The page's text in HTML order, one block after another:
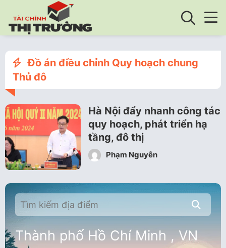
Đồ án điều chỉnh Quy hoạch chung
Thủ đô
Hà Nội đẩy nhanh công tác
quy hoạch, phát triển hạ
tầng, đô thị
Phạm Nguyễn
Thành phố Hồ Chí Minh , VN